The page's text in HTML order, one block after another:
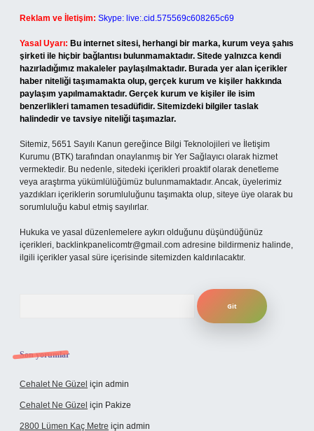
Reklam ve İletişim: Skype: live:.cid.575569c608265c69
Yasal Uyarı: Bu internet sitesi, herhangi bir marka, kurum veya şahıs
şirketi ile hiçbir bağlantısı bulunmamaktadır. Sitede yalnızca kendi
hazırladığımız makaleler paylaşılmaktadır. Burada yer alan içerikler
haber niteliği taşımamakta olup, gerçek kurum ve kişiler hakkında
paylaşım yapılmamaktadır. Gerçek kurum ve kişiler ile isim
benzerlikleri tamamen tesadüfidir. Sitemizdeki bilgiler taslak
halindedir ve tavsiye niteliği taşımazlar.
Sitemiz, 5651 Sayılı Kanun gereğince Bilgi Teknolojileri ve İletişim
Kurumu (BTK) tarafından onaylanmış bir Yer Sağlayıcı olarak hizmet
vermektedir. Bu nedenle, sitedeki içerikleri proaktif olarak denetleme
veya araştırma yükümlülüğümüz bulunmamaktadır. Ancak, üyelerimiz
yazdıkları içeriklerin sorumluluğunu taşımakta olup, siteye üye olarak bu
sorumluluğu kabul etmiş sayılırlar.
Hukuka ve yasal düzenlemelere aykırı olduğunu düşündüğünüz
içerikleri, backlinkpanelicomtr@gmail.com adresine bildirmeniz halinde,
ilgili içerikler yasal süre içerisinde sitemizden kaldırılacaktır.
Son yorumlar
Cehalet Ne Güzel için admin
Cehalet Ne Güzel için Pakize
2800 Lümen Kaç Metre için admin